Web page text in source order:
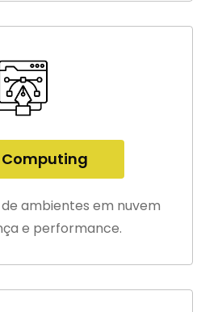
ambientes em nuvem
e performance.